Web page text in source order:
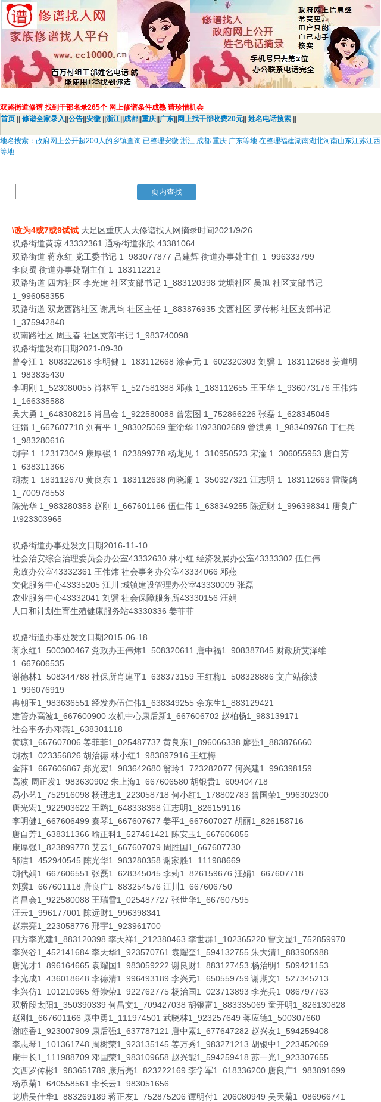
双路街道修谱 找到干部名录265个 网上修谱条件成熟 请珍惜机会
首页
修谱全家录入 公告 安徽 浙江 成都 重庆 广东 网上找干部收费20元 姓名电话搜索
地名搜索：政府网上公开超200人的乡镇查询 已整理安徽 浙江 成都 重庆 广东等地 在整理福建湖南湖北河南山东江苏江西
等地
\改为4或7或9试试 大足区重庆人大修谱找人网摘录时间2021/9/26
双路街道黄琼 43332361 通桥街道张欣 43381064
双路街道 蒋永红 党工委书记 1_983077877 吕建辉 街道办事处主任 1_996333799
李良蜀 街道办事处副主任 1_183112212
双路街道 四方社区 李光建 社区支部书记 1_883120398 龙塘社区 吴旭 社区支部书记
1_996058355
双路街道 双龙西路社区 谢思均 社区主任 1_883876935 文西社区 罗传彬 社区支部书记
1_375942848
双南路社区 周玉春 社区支部书记 1_983740098
双路街道发布日期2021-09-30
曾令江 1_808322618 李明健 1_183112668 涂春元 1_602320303 刘骥 1_183112688 姜道明
1_983835430
李明刚 1_523080055 肖林军 1_527581388 邓燕 1_183112655 王玉华 1_936073176 王伟炜
1_166335588
吴大勇 1_648308215 肖昌会 1_922580088 曾宏图 1_752866226 张磊 1_628345045
汪娟 1_667607718 刘有平 1_983025069 董渝华 1\923802689 曾洪勇 1_983409768 丁仁兵
1_983280616
胡宇 1_123173049 康厚强 1_823899778 杨龙见 1_310950523 宋淦 1_306055953 唐自芳
1_638311366
胡杰 1_183112670 黄良东 1_183112638 向晓澜 1_350327321 江志明 1_183112663 雷璇鸽
1_700978553
陈光华 1_983280358 赵刚 1_667601166 伍仁伟 1_638349255 陈远财 1_996398341 唐良广
1\923303965
双路街道办事处发文日期2016-11-10
社会治安综合治理委员会办公室43332630 林小红 经济发展办公室43333302 伍仁伟
党政办公室43332361 王伟炜 社会事务办公室43334066 邓燕
文化服务中心43335205 江川 城镇建设管理办公室43330009 张磊
农业服务中心43332041 刘骥 社会保障服务所43330156 汪娟
人口和计划生育生殖健康服务站43330336 姜菲菲
双路街道办事处发文日期2015-06-18
蒋永红1_500300467 党政办王伟炜1_508320611 唐中福1_908387845 财政所艾泽维
1_667606535
谢德林1_508344788 社保所肖建平1_638373159 王红梅1_508328886 文广站徐波
1_996076919
冉朝玉1_983636551 经发办伍仁伟1_638349255 余东生1_883129421
建管办高波1_667600900 农机中心康后新1_667606702 赵柏杨1_983139171
社会事务办邓燕1_638301118
黄琼1_667607006 姜菲菲1_025487737 黄良东1_896066338 廖强1_883876660
胡杰1_023356826 胡治德 林小红1_983897916 王红梅
金萍1_667606867 郑光宏1_983642680 翁玲1_723282077 何兴建1_996398159
高波 周正发1_983630902 朱上海1_667606580 胡银贵1_609404718
易小艺1_752916098 杨进忠1_223058718 何小红1_178802783 曾国荣1_996302300
唐光宏1_922903622 王鸥1_648338368 江志明1_826159116
李明健1_667606499 秦琴1_667607677 姜平1_667607027 胡丽1_826158716
唐自芳1_638311366 喻正科1_527461421 陈安玉1_667606855
康厚强1_823899778 艾云1_667607079 周胜国1_667607730
邹洁1_452940545 陈光华1_983280358 谢家胜1_111988669
胡代娟1_667606551 张磊1_628345045 李莉1_826159676 汪娟1_667607718
刘骥1_667601118 唐良广1_883254576 江川1_667606750
肖昌会1_922580088 王瑞雪1_025487727 张世华1_667607595
汪云1_996177001 陈远财1_996398341
赵宗亮1_223058776 邢宇1_923961700
四方李光建1_883120398 李天祥1_212380463 李世群1_102365220 曹文显1_752859970
李兴谷1_452141684 李天华1_923570761 袁耀奎1_594132755 朱大清1_883905988
唐光才1_896164665 袁耀国1_983059222 谢良财1_883127453 杨治明1_509421153
李光成1_436018648 李德清1_996493189 李兴元1_650559759 谢期文1_527345213
李兴仿1_101210965 舒崇荣1_922762775 杨治国1_023713893 李光兵1_086797763
双桥段太阳1_350390339 何昌文1_709427038 胡银富1_883335069 童开明1_826130828
赵刚1_667601166 康中勇1_111974501 武晓林1_923257649 蒋应德1_500307660
谢睦香1_923007909 康后强1_637787121 唐中素1_677647282 赵兴友1_594259408
李志琴1_101361748 周树荣1_923135145 姜万秀1_983271213 胡银中1_223452069
康中长1_111988709 邓国荣1_983109658 赵兴能1_594259418 苏一光1_923307655
文西罗传彬1_983651789 康后亮1_823222169 李学军1_618336200 唐良广1_983891699
杨承菊1_640558561 李长云1_983051656
龙塘吴仕华1_883269189 蒋正友1_752875206 谭明付1_206080949 吴天菊1_086966741